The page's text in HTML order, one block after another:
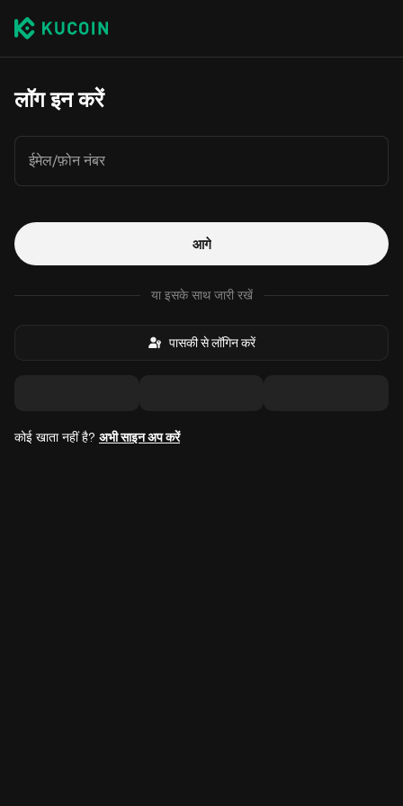
लॉग इन करें
ईमेल/फ़ोन नंबर
आगे
या इसके साथ जारी रखें
पासकी से लॉगिन करें
कोई खाता नहीं है? अभी साइन अप करें